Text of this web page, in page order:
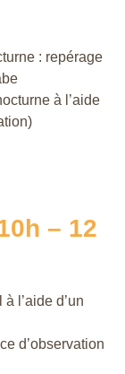
: repérage
à l’aide
– 12
l’aide d’un
d’observation